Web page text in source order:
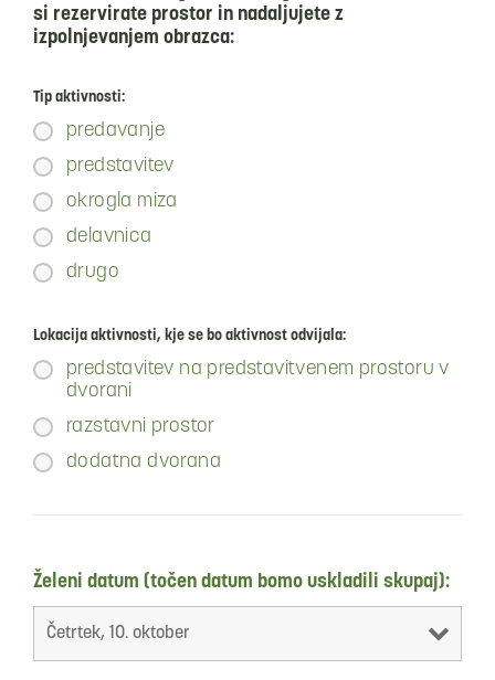
si rezervirate prostor in nadaljujete z
izpolnjevanjem obrazca:
Tip aktivnosti:
predavanje
predstavitev
okrogla miza
delavnica
drugo
Lokacija aktivnosti, kje se bo aktivnost odvijala:
predstavitev na predstavitvenem prostoru v
dvorani
razstavni prostor
dodatna dvorana
Želeni datum (točen datum bomo uskladili skupaj):